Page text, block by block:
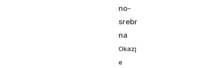
no-
srebr
na
Okazj
e